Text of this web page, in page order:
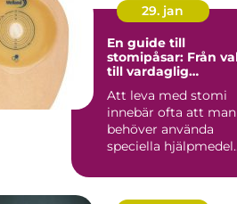
29. jan
En guide till
stomipåsar: Från
till vardaglig
Att leva med stomi
innebär ofta att man
behöver använda
speciella hjälpmedel